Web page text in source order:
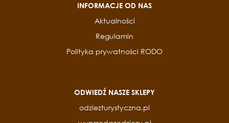
INFORMACJE OD NAS
Aktualności
Regulamin
Polityka prywatności RODO
ODWIEDŹ NASZE SKLEPY
odziezturystyczna.pl